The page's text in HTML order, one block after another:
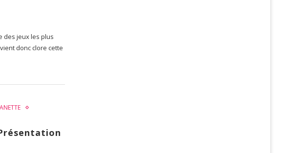
des jeux les plus
donc clore cette